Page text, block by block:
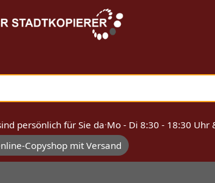
persönlich für Sie da·Mo - Di 8:30 - 18:30 Uhr
Copyshop mit Versand